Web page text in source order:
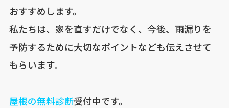
おすすめします。
私たちは、家を直すだけでなく、今後、雨漏りを
予防するために大切なポイントなども伝えさせて
もらいます。
屋根の無料診断受付中です。